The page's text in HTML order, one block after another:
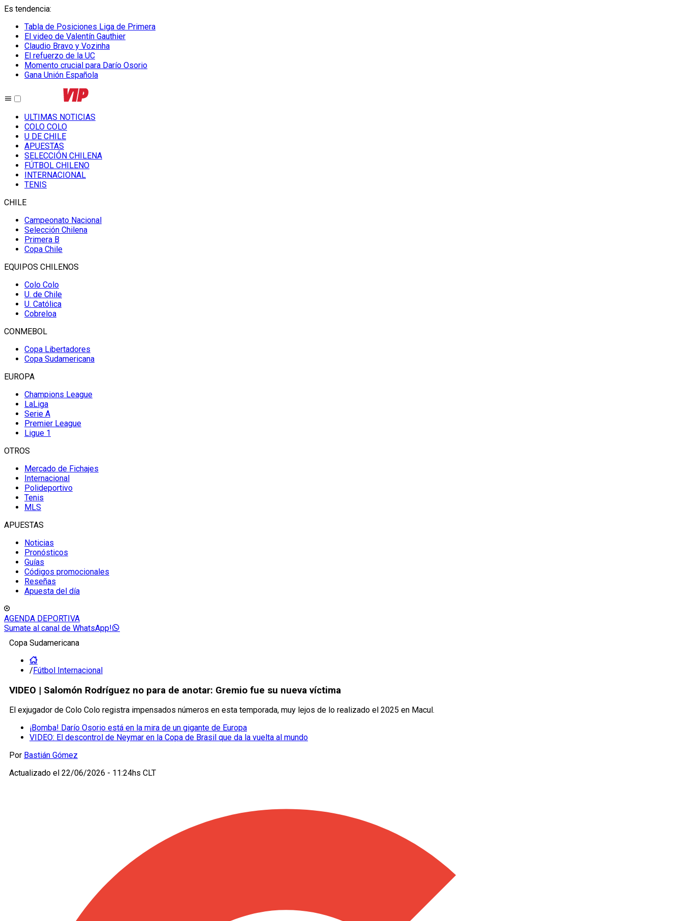
Es tendencia:
Tabla de Posiciones Liga de Primera
El video de Valentín Gauthier
Claudio Bravo y Vozinha
El refuerzo de la UC
Momento crucial para Darío Osorio
Gana Unión Española
ULTIMAS NOTICIAS
COLO COLO
U DE CHILE
APUESTAS
SELECCIÓN CHILENA
FÚTBOL CHILENO
INTERNACIONAL
TENIS
CHILE
Campeonato Nacional
Selección Chilena
Primera B
Copa Chile
EQUIPOS CHILENOS
Colo Colo
U. de Chile
U. Católica
Cobreloa
CONMEBOL
Copa Libertadores
Copa Sudamericana
EUROPA
Champions League
LaLiga
Serie A
Premier League
Ligue 1
OTROS
Mercado de Fichajes
Internacional
Polideportivo
Tenis
MLS
APUESTAS
Noticias
Pronósticos
Guías
Códigos promocionales
Reseñas
Apuesta del día
AGENDA DEPORTIVA
Sumate al canal de WhatsApp!
Copa Sudamericana
/Fútbol Internacional
VIDEO | Salomón Rodríguez no para de anotar: Gremio fue su nueva víctima
El exjugador de Colo Colo registra impensados números en esta temporada, muy lejos de lo realizado el 2025 en Macul.
¡Bomba! Darío Osorio está en la mira de un gigante de Europa
VIDEO: El descontrol de Neymar en la Copa de Brasil que da la vuelta al mundo
Por Bastián Gómez
Actualizado el 22/06/2026 - 11:24hs CLT